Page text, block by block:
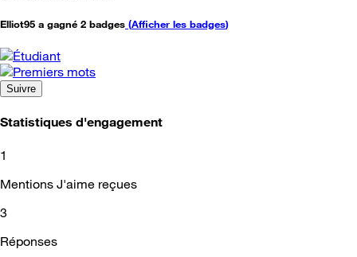
Elliot95 a gagné 2 badges (Afficher les badges)
Suivre
Statistiques d'engagement
1
Mentions J'aime reçues
3
Réponses